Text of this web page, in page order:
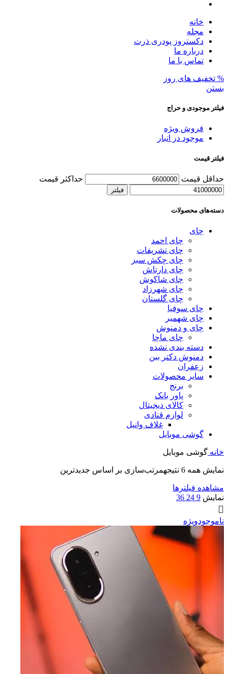
خانه
مجله
دکستروز پودری ذرت
درباره ما
تماس با ما
% تخفیف های روز
بستن
فیلتر موجودی و حراج
فروش ویژه
موجود در انبار
فیلتر قیمت
حداقل قیمت حداکثر قیمت
فیلتر
دسته‌های محصولات
چای
چای احمد
چای تشریفات
چای چکش سبز
چای دارتاش
چای شاکوش
چای شهرزاد
چای گلستان
چای سوفیا
چای شهمیر
چای و دمنوش
چای ماچا
دسته بندی نشده
دمنوش دکتر بین
زعفران
سایر محصولات
برنج
پاور بانک
کالای دیجیتال
لوازم قنادی
غلاف وانیل
گوشی موبایل
خانه گوشی موبایل
نمایش همه 6 نتیجه مرتب‌سازی بر اساس جدیدترین
مشاهده فیلترها
نمایش 9
24
36
ناموجودویژه